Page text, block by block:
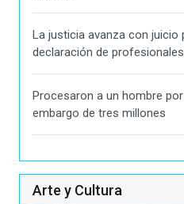
La justicia avanza con juicio
declaración de profesionales
Procesaron a un hombre
embargo de tres millones
Arte y Cultura